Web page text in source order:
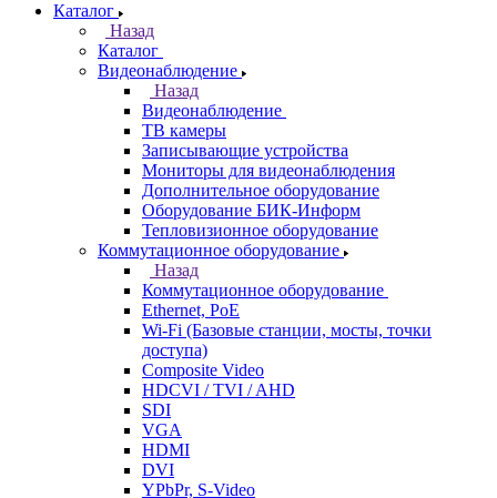
Каталог
Назад
Каталог
Видеонаблюдение
Назад
Видеонаблюдение
ТВ камеры
Записывающие устройства
Мониторы для видеонаблюдения
Дополнительное оборудование
Оборудование БИК-Информ
Тепловизионное оборудование
Коммутационное оборудование
Назад
Коммутационное оборудование
Ethernet, PoE
Wi-Fi (Базовые станции, мосты, точки
доступа)
Composite Video
HDCVI / TVI / AHD
SDI
VGA
HDMI
DVI
YPbPr, S-Video